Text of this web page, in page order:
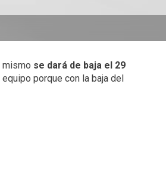
mismo se dará de baja el 29
porque con la baja del